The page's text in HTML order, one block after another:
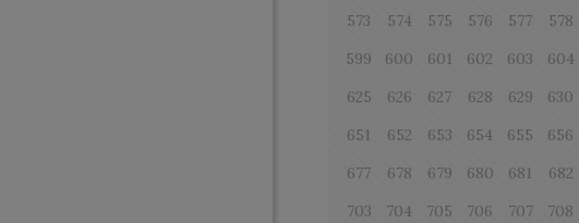
573
574 575 576 577 578
599
600 601 602 603 604
625
626 627 628 629 630
651
652 653 654 655 656
677
678 679 680 681 682
703
704 705 706 707 708